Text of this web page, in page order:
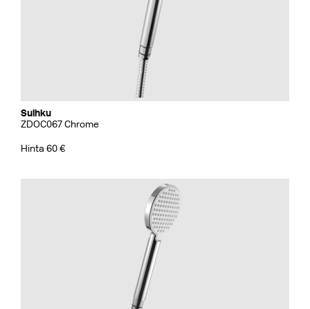
Suihku
ZDOC067 Chrome
Hinta 60 €